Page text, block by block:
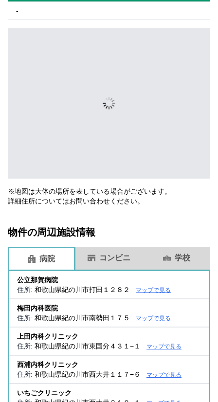
-
※地図は大体の場所を表している場合がございます。
詳細住所についてはお問い合わせください。
物件の周辺施設情報
病院 コンビニ 学校
公立那賀病院
住所: 和歌山県紀の川市打田１２８２ マップで見る
梅田内科医院
住所: 和歌山県紀の川市南勢田１７５ マップで見る
上田内科クリニック
住所: 和歌山県紀の川市東国分４３１−１ マップで見る
西浦内科クリニック
住所: 和歌山県紀の川市西大井１１７−６ マップで見る
いちごクリニック